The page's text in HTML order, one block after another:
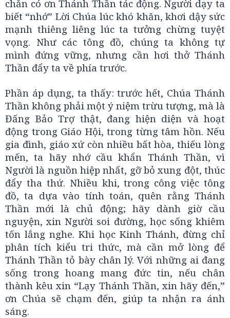
chắn có ơn Thánh Thần tác động. Người dạy ta
biết “nhớ” Lời Chúa lúc khó khăn, khơi dậy sức
mạnh thiêng liêng lúc ta tưởng chừng tuyệt
vọng. Như các tông đồ, chúng ta không tự
mình đứng vững, nhưng cần hơi thở Thánh
Thần đẩy ta về phía trước.
Phần áp dụng, ta thấy: trước hết, Chúa Thánh
Thần không phải một ý niệm trừu tượng, mà là
Đấng Bảo Trợ thật, đang hiện diện và hoạt
động trong Giáo Hội, trong từng tâm hồn. Nếu
gia đình, giáo xứ còn nhiều bất hòa, thiếu lòng
mến, ta hãy nhớ cầu khẩn Thánh Thần, vì
Người là nguồn hiệp nhất, gỡ bỏ xung đột, thúc
đẩy tha thứ. Nhiều khi, trong công việc tông
đồ, ta dựa vào tính toán, quên rằng Thánh
Thần mới là chủ động; hãy dành giờ cầu
nguyện, xin Người soi đường, học sống khiêm
tốn lắng nghe. Khi học Kinh Thánh, đừng chỉ
phân tích kiểu tri thức, mà cần mở lòng để
Thánh Thần tỏ bày chân lý. Với những ai đang
sống trong hoang mang đức tin, nếu chân
thành kêu xin “Lạy Thánh Thần, xin hãy đến,”
ơn Chúa sẽ chạm đến, giúp ta nhận ra ánh
sáng.